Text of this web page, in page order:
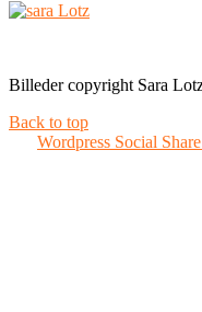
Billeder copyright Sara
Back to top
Wordpress Social